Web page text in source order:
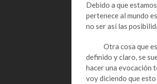
Debido a que
pertenece al mundo
no ser así las
Otra cosa que es
definido y claro, se
hacer una evocación
voy diciendo que